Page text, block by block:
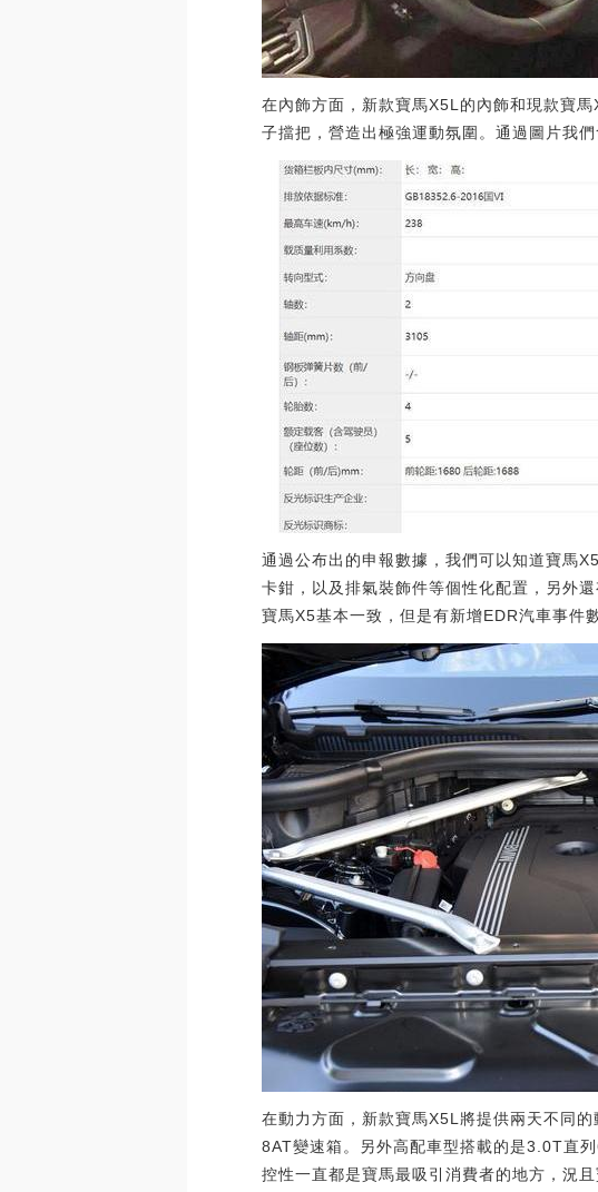
在內飾方面，新款寶馬X5L的內飾和現款寶
子擋把，營造出極強運動氛圍。通過圖片我
通過公布出的申報數據，我們可以知道寶馬
卡鉗，以及排氣裝飾件等個性化配置，另外
寶馬X5基本一致，但是有新增EDR汽車事件
在動力方面，新款寶馬X5L將提供兩天不同
8AT變速箱。另外高配車型搭載的是3.0T直
控性一直都是寶馬最吸引消費者的地方，況